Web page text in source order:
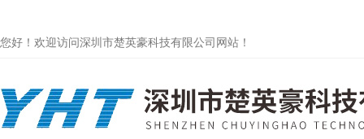
您好！欢迎访问深圳市楚英豪科技有限公司网站！